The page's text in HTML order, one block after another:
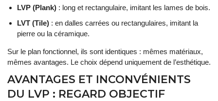
LVP (Plank) : long et rectangulaire, imitant les lames de bois.
LVT (Tile) : en dalles carrées ou rectangulaires, imitant la
pierre ou la céramique.
Sur le plan fonctionnel, ils sont identiques : mêmes matériaux,
mêmes avantages. Le choix dépend uniquement de l’esthétique.
AVANTAGES ET INCONVÉNIENTS
DU LVP : REGARD OBJECTIF